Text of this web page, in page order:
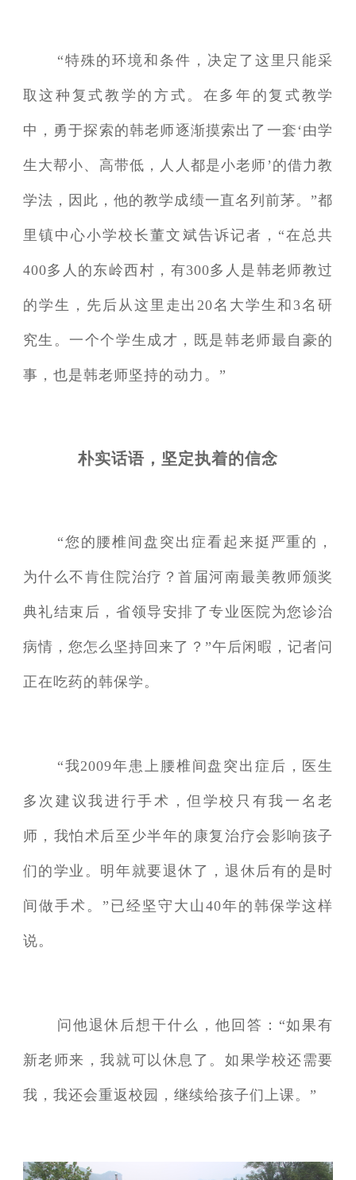
“特殊的环境和条件，决定了这里只能采
取这种复式教学的方式。在多年的复式教学
中，勇于探索的韩老师逐渐摸索出了一套‘由学
生大帮小、高带低，人人都是小老师’的借力教
学法，因此，他的教学成绩一直名列前茅。”都
里镇中心小学校长董文斌告诉记者，“在总共
400多人的东岭西村，有300多人是韩老师教过
的学生，先后从这里走出20名大学生和3名研
究生。一个个学生成才，既是韩老师最自豪的
事，也是韩老师坚持的动力。”
朴实话语，坚定执着的信念
“您的腰椎间盘突出症看起来挺严重的，
为什么不肯住院治疗？首届河南最美教师颁奖
典礼结束后，省领导安排了专业医院为您诊治
病情，您怎么坚持回来了？”午后闲暇，记者问
正在吃药的韩保学。
“我2009年患上腰椎间盘突出症后，医生
多次建议我进行手术，但学校只有我一名老
师，我怕术后至少半年的康复治疗会影响孩子
们的学业。明年就要退休了，退休后有的是时
间做手术。”已经坚守大山40年的韩保学这样
说。
问他退休后想干什么，他回答：“如果有
新老师来，我就可以休息了。如果学校还需要
我，我还会重返校园，继续给孩子们上课。”